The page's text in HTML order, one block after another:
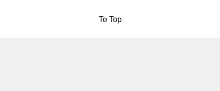
To Top